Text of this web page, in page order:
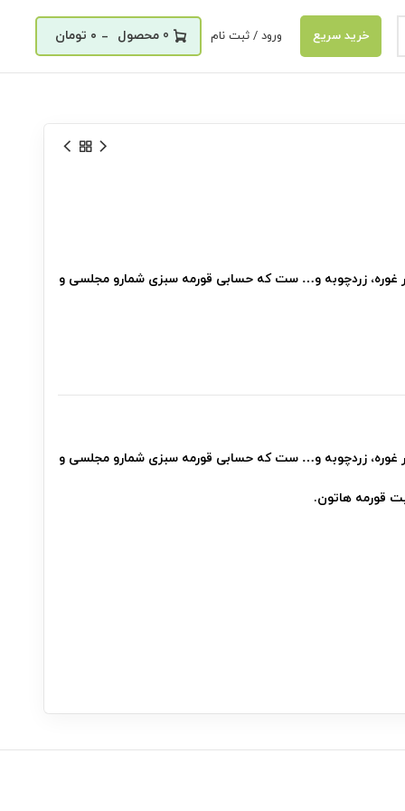
خرید سریع ورود / ثبت نام 0
_ ۰ تومان
غوره، زردچوبه و… ست که حسابی قورمه سبزی شمارو مجلسی و
غوره، زردچوبه و… ست که حسابی قورمه سبزی شمارو مجلسی و
قورمه هاتون.